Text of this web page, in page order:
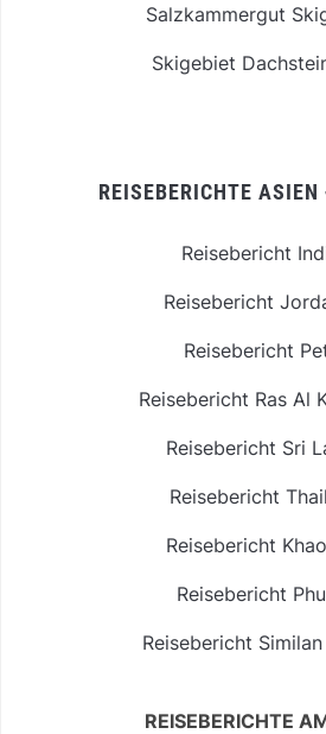
Salzkammergut
Skigebiet
REISEBERICHTE
Reisebericht
Reisebericht
Reisebericht
Reisebericht Ras Al
Reisebericht Sri
Reisebericht
Reisebericht
Reisebericht
Reisebericht
REISEBERICHTE